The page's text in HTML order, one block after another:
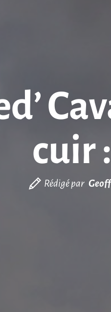
cuir
Rédigé par